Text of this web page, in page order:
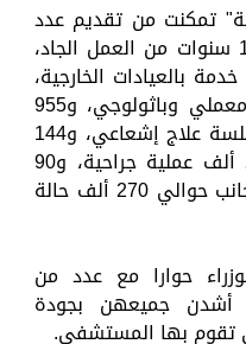
تمكنت من تقديم عدد
هائل من الخدمات على مدار 10 سنوات من العمل الجاد،
بالعيادات الخارجية،
وما يزيد على 2 مليون اختبار معملي وباثولوجي، و955
ألف فحص أشعة، و315 ألف جلسة علاج إشعاعي، و144
ألف جلسة علاج كيماوي، و23 ألف عملية جراحية، و90
ألف جلسة علاج طبيعي، إلى جانب حوالي 270 ألف حالة
حوارا مع عدد من
أشدن جميعهن بجودة
تقوم بها المستشفى.